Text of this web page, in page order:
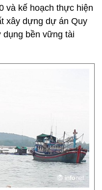
và kế hoạch thực hiện
xây dựng dự án Quy
dụng bền vững tài